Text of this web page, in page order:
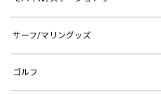
サーフ/マリングッズ
ゴルフ